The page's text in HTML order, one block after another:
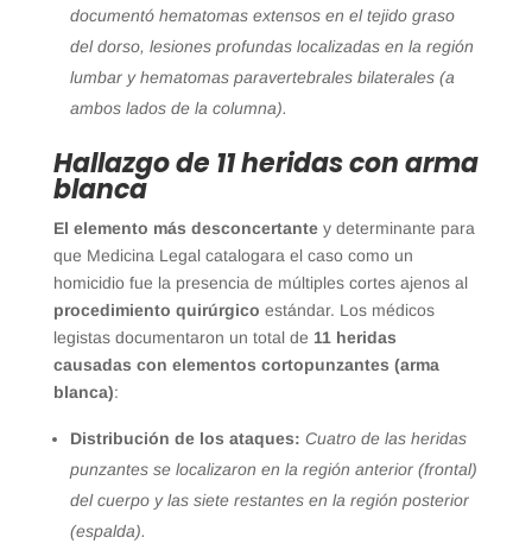
documentó hematomas extensos en el tejido graso
del dorso, lesiones profundas localizadas en la región
lumbar y hematomas paravertebrales bilaterales (a
ambos lados de la columna).
Hallazgo de 11 heridas con arma
blanca
El elemento más desconcertantey determinante para
que Medicina Legal catalogara el caso como un
homicidio fue la presencia de múltiples cortes ajenos al
procedimiento quirúrgico estándar. Los médicos
legistas documentaron un total de 11 heridas
causadas con elementos cortopunzantes (arma
blanca):
Distribución de los ataques: Cuatro de las heridas
punzantes se localizaron en la región anterior (frontal)
del cuerpo y las siete restantes en la región posterior
(espalda).